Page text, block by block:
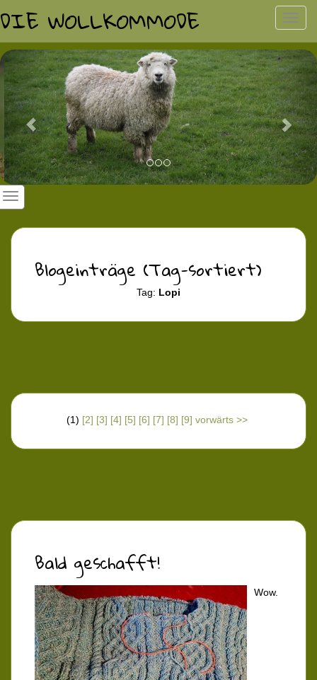
DIE WOLLKOMMODE
Previous
Blogeinträge (Tag-sortiert)
Tag: Lopi
(1) [2] [3] [4] [5] [6] [7] [8] [9] vorwärts >>
Bald geschafft!
Wow.